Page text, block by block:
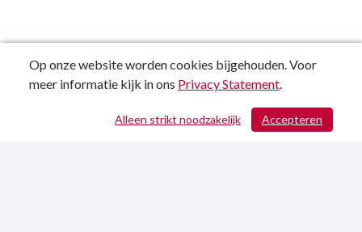
/ 561
Op onze website worden cookies bijgehouden. Voor
meer informatie kijk in ons Privacy Statement.
Accepteren
Alleen strikt noodzakelijk